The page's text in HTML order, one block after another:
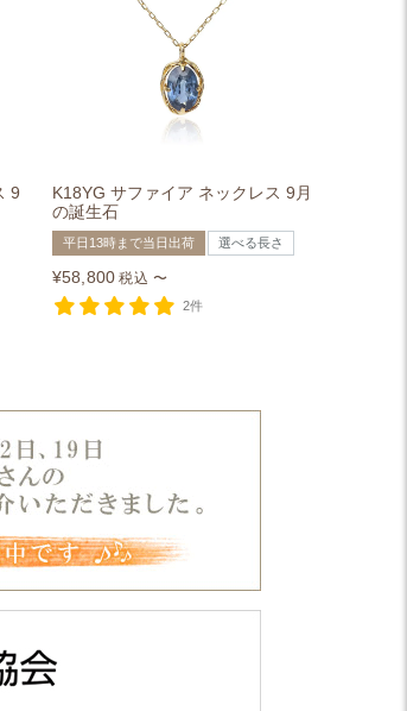
9
K18YG サファイア ネックレス 9月
の誕生石
平日13時まで当日出荷 選べる長さ
¥58,800 税込 〜
2件